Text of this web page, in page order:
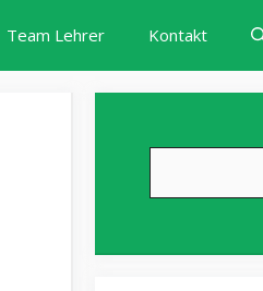
Team Lehrer Kontakt